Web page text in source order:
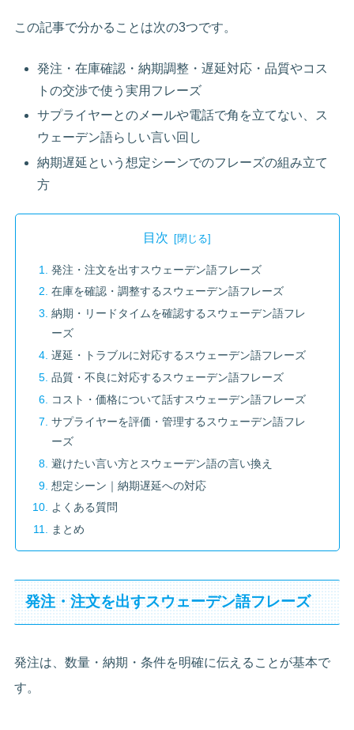
この記事で分かることは次の3つです。
発注・在庫確認・納期調整・遅延対応・品質やコス
トの交渉で使う実用フレーズ
サプライヤーとのメールや電話で角を立てない、ス
ウェーデン語らしい言い回し
納期遅延という想定シーンでのフレーズの組み立て
方
目次
発注・注文を出すスウェーデン語フレーズ
在庫を確認・調整するスウェーデン語フレーズ
納期・リードタイムを確認するスウェーデン語フレ
ーズ
遅延・トラブルに対応するスウェーデン語フレーズ
品質・不良に対応するスウェーデン語フレーズ
コスト・価格について話すスウェーデン語フレーズ
サプライヤーを評価・管理するスウェーデン語フレ
ーズ
避けたい言い方とスウェーデン語の言い換え
想定シーン｜納期遅延への対応
よくある質問
まとめ
発注・注文を出すスウェーデン語フレーズ
発注は、数量・納期・条件を明確に伝えることが基本で
す。